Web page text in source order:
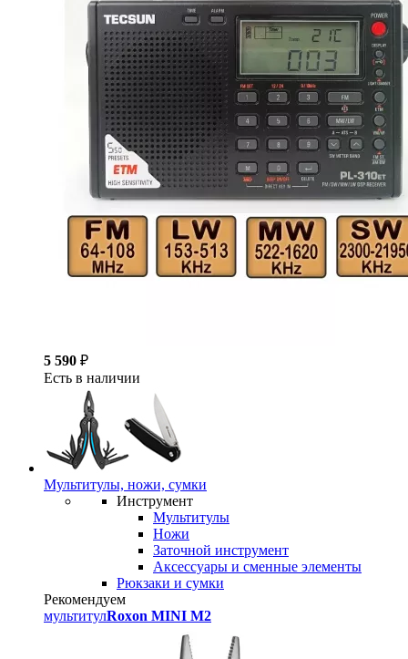
5 590 ₽
Есть в наличии
Мультитулы, ножи, сумки
Инструмент
Мультитулы
Ножи
Заточной инструмент
Аксессуары и сменные элементы
Рюкзаки и сумки
Рекомендуем
мультитулRoxon MINI M2